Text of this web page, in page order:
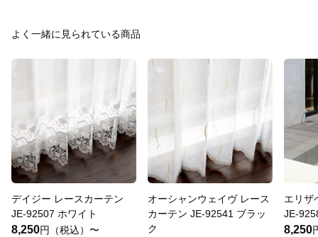
よく一緒に見られている商品
デイジー レースカーテン
JE-92507 ホワイト
8,250円（税込）〜
オーシャンウェイヴ レース
カーテン JE-92541 ブラッ
ク
エリザ
JE-
8,250